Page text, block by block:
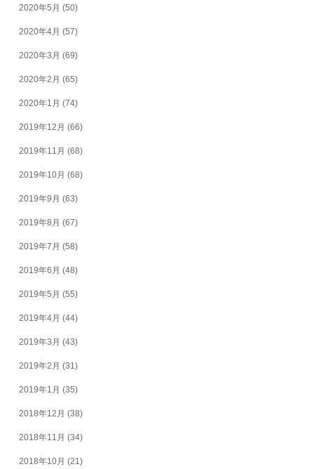
2020年5月 (50)
2020年4月 (57)
2020年3月 (69)
2020年2月 (65)
2020年1月 (74)
2019年12月 (66)
2019年11月 (68)
2019年10月 (68)
2019年9月 (63)
2019年8月 (67)
2019年7月 (58)
2019年6月 (48)
2019年5月 (55)
2019年4月 (44)
2019年3月 (43)
2019年2月 (31)
2019年1月 (35)
2018年12月 (38)
2018年11月 (34)
2018年10月 (21)